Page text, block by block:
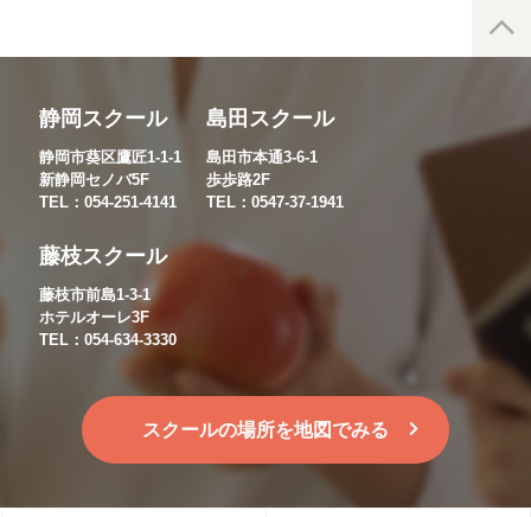
静岡スクール
静岡市葵区鷹匠1-1-1
新静岡セノバ5F
TEL：054-251-4141
島田スクール
島田市本通3-6-1
歩歩路2F
TEL：0547-37-1941
藤枝スクール
藤枝市前島1-3-1
ホテルオーレ3F
TEL：054-634-3330
スクールの場所を地図でみる